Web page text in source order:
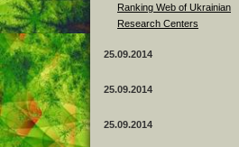
Ranking Web of Ukrainian
Research Centers
25.09.2014
25.09.2014
25.09.2014